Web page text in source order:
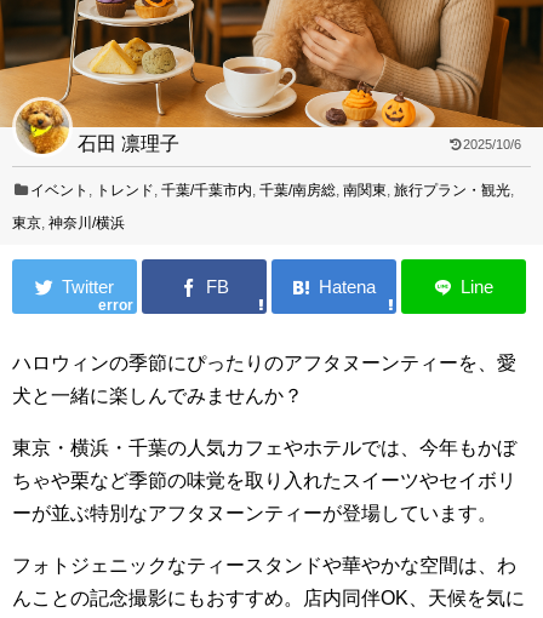
石田 凛理子 2025/10/6
イベント トレンド ,千葉/千葉市内 ,千葉/南房総 ,南関東 ,旅行プラン・観光
東京 神奈川/横浜
error
ハロウィンの季節にぴったりのアフタヌーンティーを、愛
犬と一緒に楽しんでみませんか？
東京・横浜・千葉の人気カフェやホテルでは、今年もかぼ
ちゃや栗など季節の味覚を取り入れたスイーツやセイボリ
ーが並ぶ特別なアフタヌーンティーが登場しています。
フォトジェニックなティースタンドや華やかな空間は、わ
んことの記念撮影にもおすすめ。店内同伴OK、天候を気に